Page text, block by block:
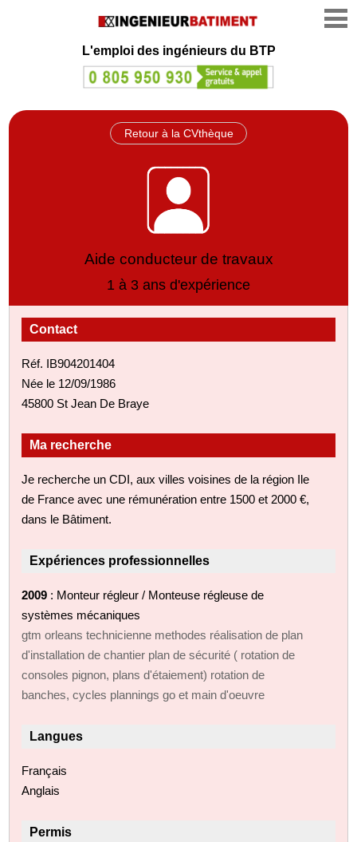
L'emploi des ingénieurs du BTP
Retour à la CVthèque
Aide conducteur de travaux
1 à 3 ans d'expérience
Contact
Réf. IB904201404
Née le 12/09/1986
45800 St Jean De Braye
Ma recherche
Je recherche un CDI, aux villes voisines de la région Ile
de France avec une rémunération entre 1500 et 2000 €,
dans le Bâtiment.
Expériences professionnelles
2009 : Monteur régleur / Monteuse régleuse de
systèmes mécaniques
gtm orleans technicienne methodes réalisation de plan
d'installation de chantier plan de sécurité ( rotation de
consoles pignon, plans d'étaiement) rotation de
banches, cycles plannings go et main d'oeuvre
Langues
Français
Anglais
Permis